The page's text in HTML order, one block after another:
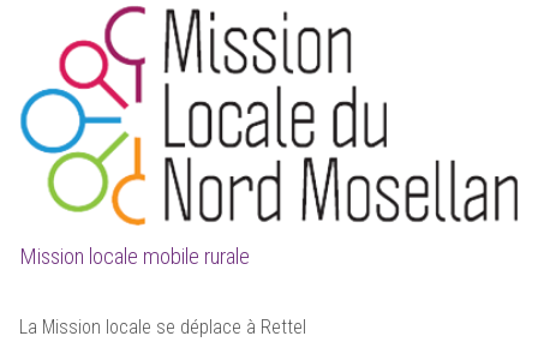
Mission locale mobile rurale
La Mission locale se déplace à Rettel